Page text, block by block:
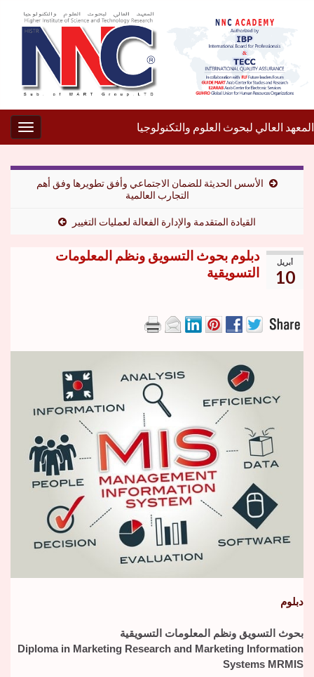
المعهد العالي لبحوث العلوم والتكنولوجيا
الأسس الحديثة للضمان الاجتماعي وأفق تطويرها وفق أهم
التجارب العالمية
القيادة المتقدمة والإدارة الفعالة لعمليات التغيير
أبريل
10
دبلوم بحوث التسويق ونظم المعلومات
التسويقية
دبلوم
بحوث التسويق ونظم المعلومات التسويقية
Diploma in Marketing Research and Marketing Information
Systems MRMIS